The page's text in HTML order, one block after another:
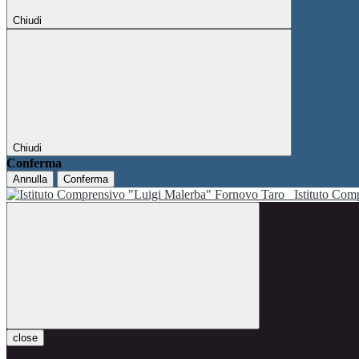
Chiudi
Chiudi
Conferma
Annulla Conferma
Istituto
close